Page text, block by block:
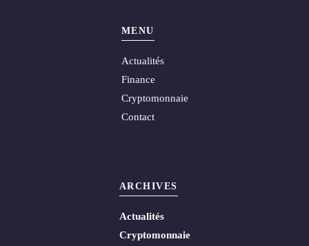
MENU
Actualités
Finance
Cryptomonnaie
Contact
ARCHIVES
Actualités
Cryptomonnaie